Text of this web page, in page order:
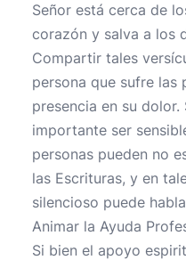
Señor está cerca de
corazón y salva a los
Compartir tales
persona que sufre las
presencia en su dolor.
importante ser
personas pueden no
las Escrituras, y en
silencioso puede
Animar la Ayuda
Si bien el apoyo